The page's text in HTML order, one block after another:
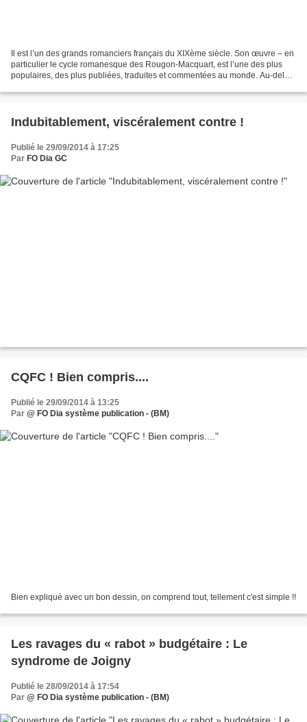
Il est l’un des grands romanciers français du XIXème siècle. Son œuvre – en
particulier le cycle romanesque des Rougon-Macquart, est l’une des plus
populaires, des plus publiées, traduites et commentées au monde. Au-delà
Indubitablement, viscéralement contre !
Publié le 29/09/2014 à 17:25
Par FO Dia GC
CQFC ! Bien compris....
Publié le 29/09/2014 à 13:25
Par @ FO Dia système publication - (BM)
Bien expliqué avec un bon dessin, on comprend tout, tellement c'est simple !!
Les ravages du « rabot » budgétaire : Le
syndrome de Joigny
Publié le 28/09/2014 à 17:54
Par @ FO Dia système publication - (BM)